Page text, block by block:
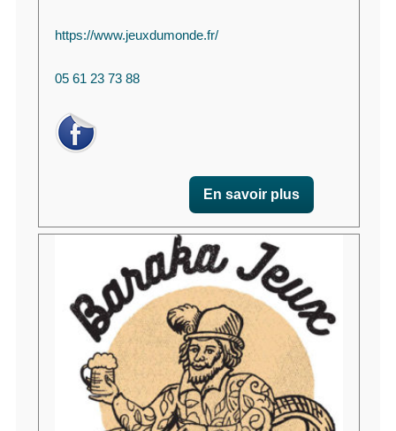
https://www.jeuxdumonde.fr/
05 61 23 73 88
En savoir plus